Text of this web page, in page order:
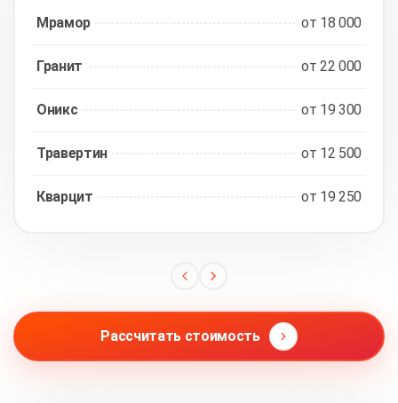
Мрамор от 18 000
Гранит от 22 000
Оникс от 19 300
Травертин от 12 500
Кварцит от 19 250
Рассчитать стоимость